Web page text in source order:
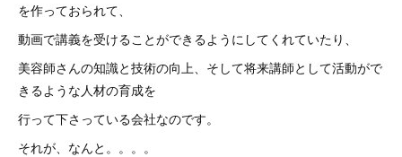
を作っておられて、
動画で講義を受けることができるようにしてくれていたり、
美容師さんの知識と技術の向上、そして将来講師として活動がで
きるような人材の育成を
行って下さっている会社なのです。
それが、なんと。。。。